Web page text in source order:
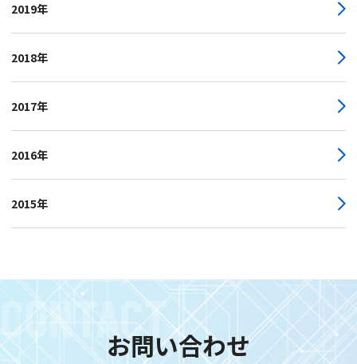
2019年
2018年
2017年
2016年
2015年
CONTACTお問い合わせ